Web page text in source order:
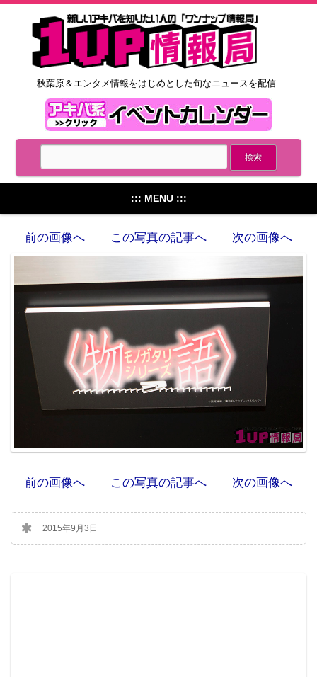
秋葉原＆エンタメ情報をはじめとした旬なニュースを配信
::: MENU :::
前の画像へ この写真の記事へ 次の画像へ
前の画像へ この写真の記事へ 次の画像へ
2015年9月3日